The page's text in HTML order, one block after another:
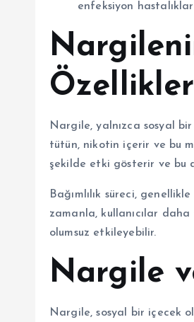
enfeksiyon
Nargile, yalnızca sosyal
tütün, nikotin içerir ve bu
şekilde etki gösterir ve bu
Bağımlılık süreci,
zamanla, kullanıcılar
olumsuz etkileyebilir.
Nargile
Nargile, sosyal bir içecek